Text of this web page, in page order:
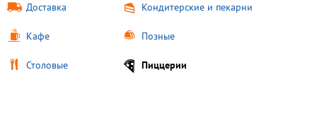
Доставка Кондитерские и пекарни
Кафе Позные
Столовые Пиццерии